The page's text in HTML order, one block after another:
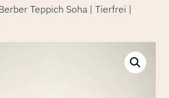
Teppich Soha | Tierfrei |